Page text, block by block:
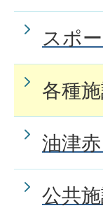
スポ
各種
油津
公共